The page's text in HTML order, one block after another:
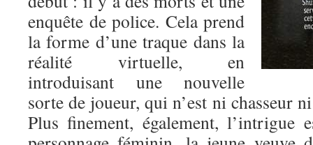
enquête de police. Cela prend
la forme d’une traque dans la
réalité virtuelle, en
introduisant une nouvelle
sorte de joueur, qui n’est ni chasseur
Plus finement, également, l’intrigue